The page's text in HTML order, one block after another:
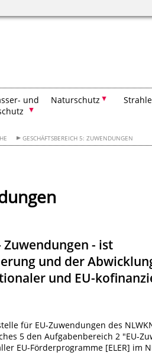
und
Naturschutz
GESCHÄFTSBEREICH 5: ZUWENDUNGEN
Zuwendungen - ist
und der
und EU-
für EU-Zuwendungen des
5 den Aufgabenbereich 2 "EU-
EU-Förderprogramme [ELER] im